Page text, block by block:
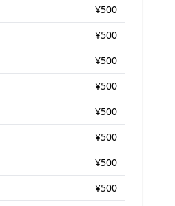
¥500
¥500
¥500
¥500
¥500
¥500
¥500
¥500